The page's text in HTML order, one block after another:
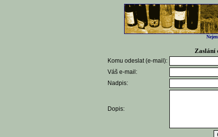
Zaslání
Komu odeslat (e-mail):
Váš e-mail:
Nadpis:
Dopis: